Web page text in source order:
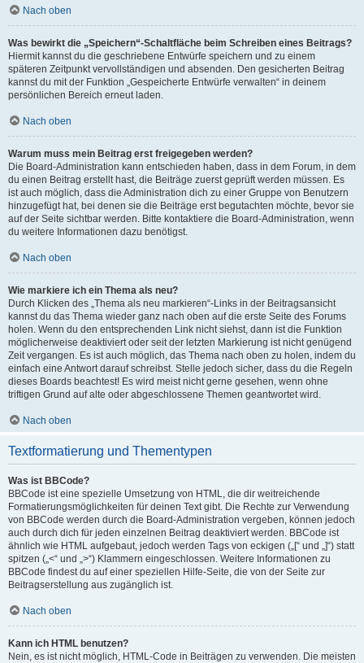
Nach oben
Was bewirkt die „Speichern“-Schaltfläche beim Schreiben eines Beitrags?
Hiermit kannst du die geschriebene Entwürfe speichern und zu einem
späteren Zeitpunkt vervollständigen und absenden. Den gesicherten Beitrag
kannst du mit der Funktion „Gespeicherte Entwürfe verwalten“ in deinem
persönlichen Bereich erneut laden.
Nach oben
Warum muss mein Beitrag erst freigegeben werden?
Die Board-Administration kann entschieden haben, dass in dem Forum, in dem
du einen Beitrag erstellt hast, die Beiträge zuerst geprüft werden müssen. Es
ist auch möglich, dass die Administration dich zu einer Gruppe von Benutzern
hinzugefügt hat, bei denen sie die Beiträge erst begutachten möchte, bevor sie
auf der Seite sichtbar werden. Bitte kontaktiere die Board-Administration, wenn
du weitere Informationen dazu benötigst.
Nach oben
Wie markiere ich ein Thema als neu?
Durch Klicken des „Thema als neu markieren“-Links in der Beitragsansicht
kannst du das Thema wieder ganz nach oben auf die erste Seite des Forums
holen. Wenn du den entsprechenden Link nicht siehst, dann ist die Funktion
möglicherweise deaktiviert oder seit der letzten Markierung ist nicht genügend
Zeit vergangen. Es ist auch möglich, das Thema nach oben zu holen, indem du
einfach eine Antwort darauf schreibst. Stelle jedoch sicher, dass du die Regeln
dieses Boards beachtest! Es wird meist nicht gerne gesehen, wenn ohne
triftigen Grund auf alte oder abgeschlossene Themen geantwortet wird.
Nach oben
Textformatierung und Thementypen
Was ist BBCode?
BBCode ist eine spezielle Umsetzung von HTML, die dir weitreichende
Formatierungsmöglichkeiten für deinen Text gibt. Die Rechte zur Verwendung
von BBCode werden durch die Board-Administration vergeben, können jedoch
auch durch dich für jeden einzelnen Beitrag deaktiviert werden. BBCode ist
ähnlich wie HTML aufgebaut, jedoch werden Tags von eckigen („[“ und „]“) statt
spitzen („<“ und „>“) Klammern eingeschlossen. Weitere Informationen zu
BBCode findest du auf einer speziellen Hilfe-Seite, die von der Seite zur
Beitragserstellung aus zugänglich ist.
Nach oben
Kann ich HTML benutzen?
Nein, es ist nicht möglich, HTML-Code in Beiträgen zu verwenden. Die meisten